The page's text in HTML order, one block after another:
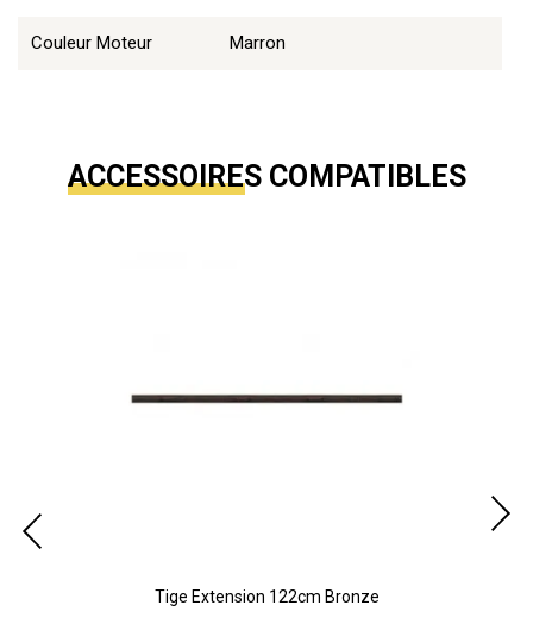
Couleur Moteur Marron
ACCESSOIRES COMPATIBLES
Tige Extension 122cm Bronze